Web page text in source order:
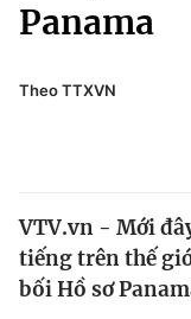
Xã hội
Pháp luật
Thế giới
Tin tức
Kinh tế
Văn hóa -
Panama
Theo TTXVN
VTV.vn - Mới
tiếng trên thế
bối Hồ sơ